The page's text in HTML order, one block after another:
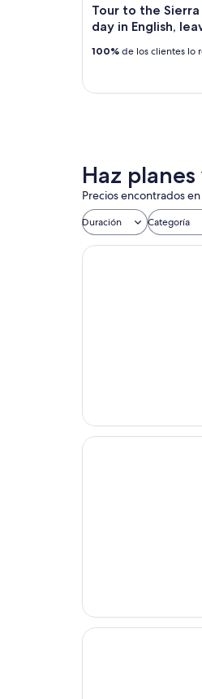
Tour to the
day in English,
100% de los clientes lo
Haz
Precios encontrados
Duración Categoría